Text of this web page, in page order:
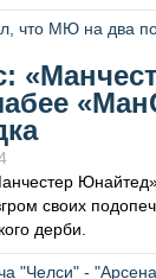
своих
дерби.